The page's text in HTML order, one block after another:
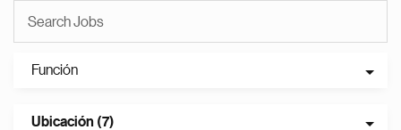
Función
Ubicación (7)